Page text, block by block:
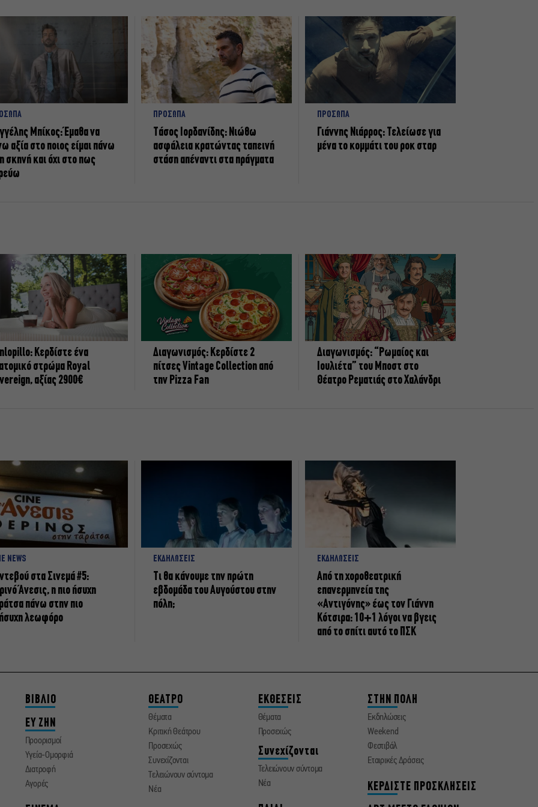
Μπίκος: Έμαθα να
αξία στο ποιος είμαι πάνω
σκηνή και όχι στο πως
ΠΡΟΣΩΠΑ
Tάσος Ιορδανίδης: Νιώθω
ασφάλεια κρατώντας ταπεινή
στάση απέναντι στα πράγματα
ΠΡΟΣΩΠΑ
Γιάννης Νιάρρος: Τελείωσε για
μένα το κομμάτι του ροκ σταρ
Κερδίστε ένα
στρώμα Royal
αξίας 2900€
Διαγωνισμός: Κερδίστε 2
πίτσες Vintage Collection από
την Pizza Fan
Διαγωνισμός: “Ρωμαίος και
Ιουλιέτα” του Μποστ στο
Θέατρο Ρεματιάς στο Χαλάνδρι
NEWS
στα Σινεμά #5:
Άνεσις, η πιο ήσυχη
πάνω στην πιο
λεωφόρο
ΕΚΔΗΛΩΣΕΙΣ
Τι θα κάνουμε την πρώτη
εβδομάδα του Αυγούστου στην
πόλη;
ΕΚΔΗΛΩΣΕΙΣ
Από τη χοροθεατρική
επανερμηνεία της
«Αντιγόνης» έως τον Γιάννη
Κότσιρα: 10+1 λόγοι να βγεις
από το σπίτι αυτό το ΠΣΚ
ΒΙΒΛΙΟ
ΕΥ ΖΗΝ
Προορισμοί
Υγεία-Ομορφιά
Διατροφή
Αγορές
ΘΕΑΤΡΟ
Θέματα
Κριτική Θεάτρου
Προσεχώς
Συνεχίζονται
Τελειώνουν σύντομα
Νέα
ΕΚΘΕΣΕΙΣ
Θέματα
Προσεχώς
Συνεχίζονται
Τελειώνουν σύντομα
Νέα
ΣΤΗΝ ΠΟΛΗ
Εκδηλώσεις
Weekend
Φεστιβάλ
Εταιρικές Δράσεις
ΚΕΡΔΙΣΤΕ ΠΡΟΣΚΛΗΣΕΙΣ